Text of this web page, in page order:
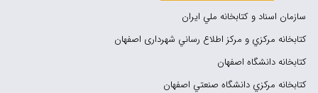
سازمان اسناد و كتابخانه ملي ايران
کتابخانه مركزي و مركز اطلاع رساني شهرداری اصفهان
کتابخانه دانشگاه اصفهان
کتابخانه مرکزي دانشگاه صنعتي اصفهان